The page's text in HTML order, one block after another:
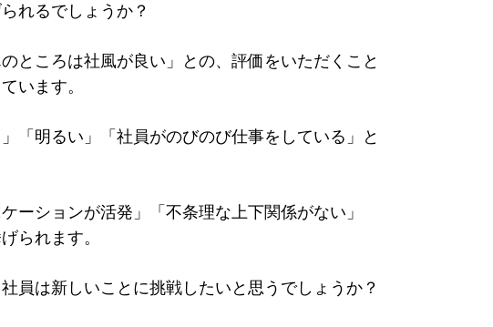
れるでしょうか？
ところは社風が良い」との、評価をいただくこと
います。
「明るい」「社員がのびのび仕事をしている」と
ーションが活発」「不条理な上下関係がない」
られます。
員は新しいことに挑戦したいと思うでしょうか？